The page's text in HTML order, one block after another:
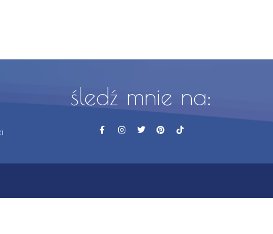
śledź mnie na: